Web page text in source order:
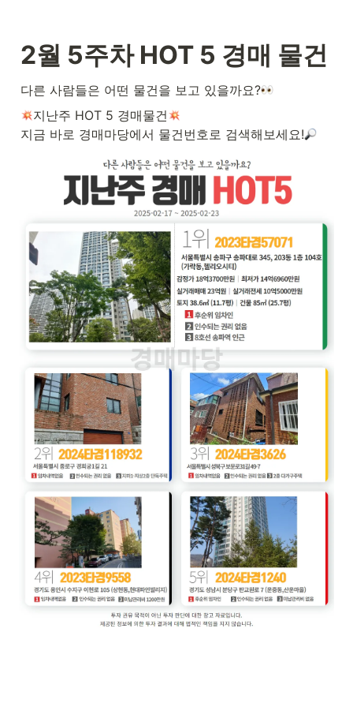
2월 5주차 HOT 5 경매 물건
다른 사람들은 어떤 물건을 보고 있을까요?
지난주 HOT 5 경매물건
지금 바로 경매마당에서 물건번호로 검색해보세요!